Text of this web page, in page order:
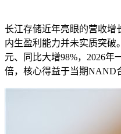
长江存储近年亮眼的营收增
内生盈利能力并未实质突破
元、同比大增98%，2026年
倍，核心得益于当期NAND